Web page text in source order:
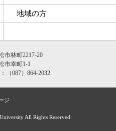
地域の方
市林町2217-20
市幸町1-1
（087）864-2032
ジ
All Rights Reserved.